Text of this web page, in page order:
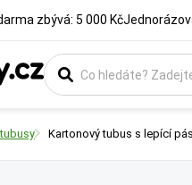
zbývá: 5 000 Kč
Kartonový tubus s lepící
Výška
Rozměry krabic
Typ krabice
Vyberte si konstrukci
Formát
Vyberte si produkt